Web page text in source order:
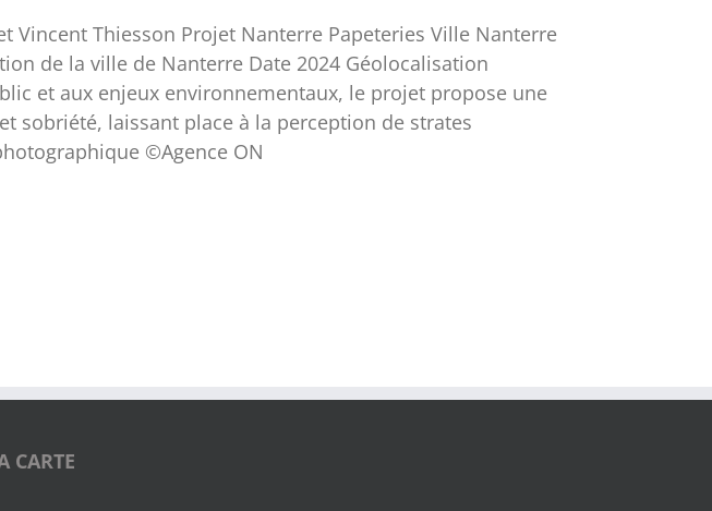
Vincent Thiesson Projet Nanterre Papeteries Ville Nanterre
de la ville de Nanterre Date 2024 Géolocalisation
et aux enjeux environnementaux, le projet propose une
laissant place à la perception de strates
©Agence ON
CARTE